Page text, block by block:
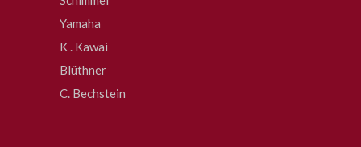
Yamaha
K . Kawai
Blüthner
C. Bechstein